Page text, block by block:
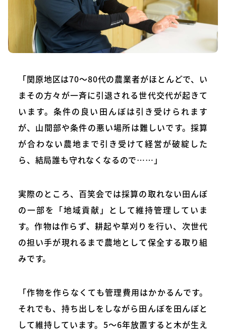
「関原地区は70〜80代の農業者がほとんどで、い
まその方々が一斉に引退される世代交代が起きて
います。条件の良い田んぼは引き受けられます
が、山間部や条件の悪い場所は難しいです。採算
が合わない農地まで引き受けて経営が破綻した
ら、結局誰も守れなくなるので……」
実際のところ、百笑会では採算の取れない田んぼ
の一部を「地域貢献」として維持管理していま
す。作物は作らず、耕起や草刈りを行い、次世代
の担い手が現れるまで農地として保全する取り組
みです。
「作物を作らなくても管理費用はかかるんです。
それでも、持ち出しをしながら田んぼを田んぼと
して維持しています。5〜6年放置すると木が生え